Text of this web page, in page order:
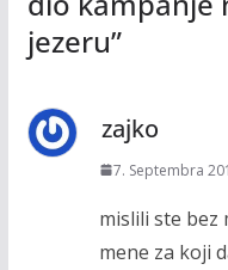
jezeru”
zajko
7. Septembra
mislili ste bez
mene za koji